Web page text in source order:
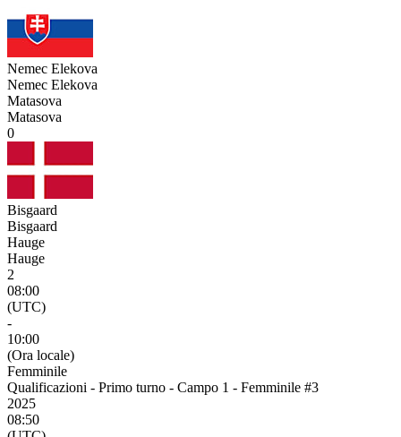
Nemec Elekova
Nemec Elekova
Matasova
Matasova
0
Bisgaard
Bisgaard
Hauge
Hauge
2
08:00
(UTC)
-
10:00
(Ora locale)
Femminile
Qualificazioni - Primo turno - Campo 1 - Femminile #3
2025
08:50